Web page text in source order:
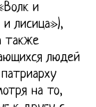
и
лисица»),
также
людей
на то,